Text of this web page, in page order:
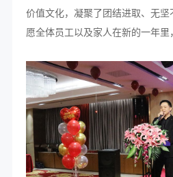
价值文化，凝聚了团结进取、无
愿全体员工以及家人在新的一年里